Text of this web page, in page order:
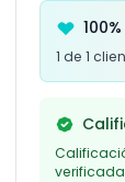
1 de 1